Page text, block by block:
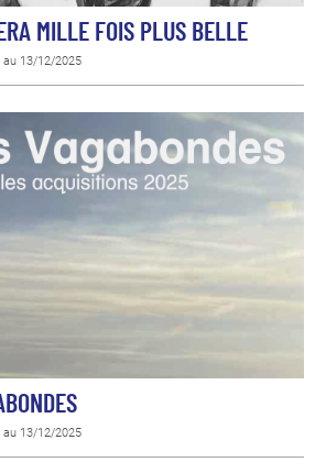
MILLE FOIS PLUS BELLE
au 13/12/2025
au 13/12/2025